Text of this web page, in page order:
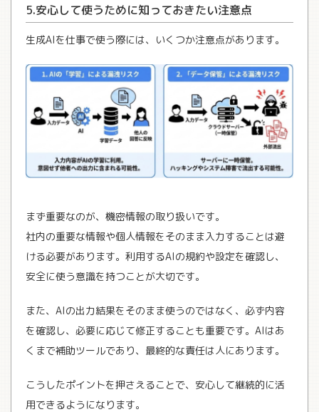
5.安心して使うために知っておきたい注意点
生成AIを仕事で使う際には、いくつか注意点があります。
まず重要なのが、機密情報の取り扱いです。
社内の重要な情報や個人情報をそのまま入力することは避
ける必要があります。利用するAIの規約や設定を確認し、
安全に使う意識を持つことが大切です。
また、AIの出力結果をそのまま使うのではなく、必ず内容
を確認し、必要に応じて修正することも重要です。AIはあ
くまで補助ツールであり、最終的な責任は人にあります。
こうしたポイントを押さえることで、安心して継続的に活
用できるようになります。